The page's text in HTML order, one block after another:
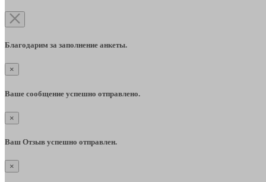
Благодарим за заполнение анкеты.
×
Ваше сообщение успешно отправлено.
×
Ваш Отзыв успешно отправлен.
×